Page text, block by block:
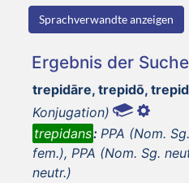
Sprachverwandte anzeigen
Ergebnis der
trepidāre, trepidō,
Konjugation)
trepidans: PPA (Nom.
fem.), PPA (Nom. Sg.
neutr.)